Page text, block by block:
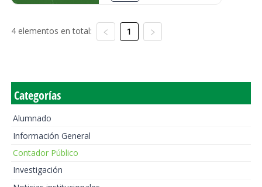
4 elementos en total: 1
Categorías
Alumnado
Información General
Contador Público
Investigación